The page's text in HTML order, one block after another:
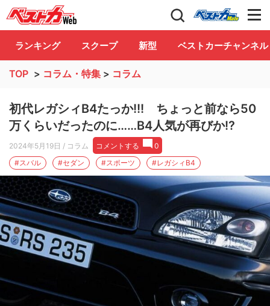
自動車情報誌「ベストカー」 Club
ランキング スクープ 新型 ベストカーチャンネル
TOP > コラム・特集 > コラム
初代レガシィB4たっか!!! ちょっと前なら50
万くらいだったのに……B4人気が再びか!?
2024年5月19日 / コラム コメントする
0
#スバル
#セダン #スポーツ #レガシィB4